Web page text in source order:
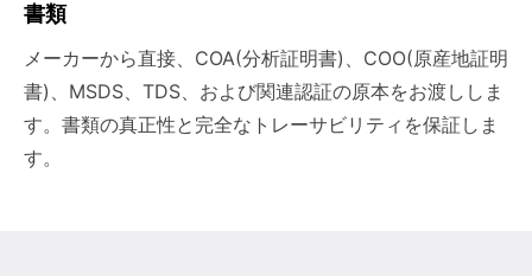
書類
メーカーから直接、COA(分析証明書)、COO(原産地証明
書)、MSDS、TDS、および関連認証の原本をお渡ししま
す。書類の真正性と完全なトレーサビリティを保証しま
す。